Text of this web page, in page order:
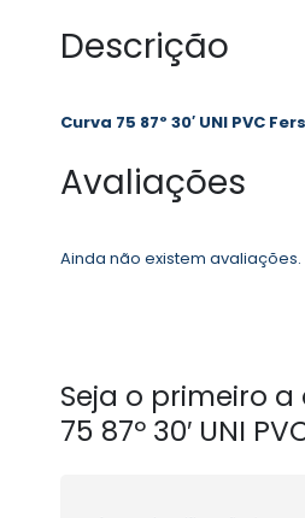
Descrição
Curva 75 87º 30′ UNI PVC
Avaliações
Ainda não existem avaliações.
Seja o primeiro
75 87º 30′ UNI